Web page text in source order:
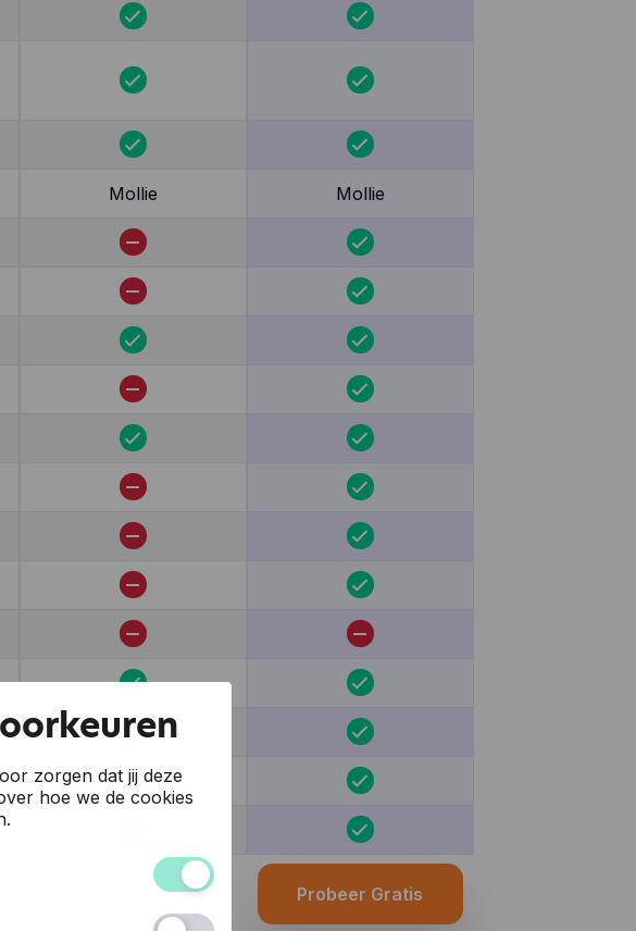
Mollie Mollie
Probeer Gratis
zorgen dat jij deze
hoe we de cookies
van de